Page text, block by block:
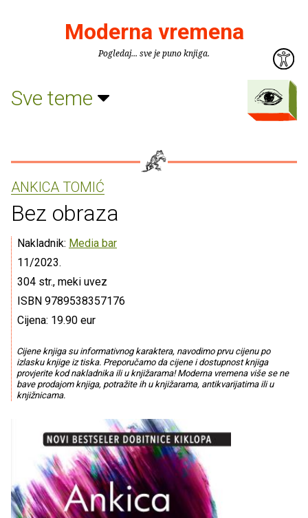
Moderna vremena
Pogledaj... sve je puno knjiga.
Sve teme
ANKICA TOMIĆ
Bez obraza
Nakladnik: Media bar
11/2023.
304 str., meki uvez
ISBN 9789538357176
Cijena: 19.90 eur
Cijene knjiga su informativnog karaktera, navodimo prvu cijenu po
izlasku knjige iz tiska. Preporučamo da cijene i dostupnost knjiga
provjerite kod nakladnika ili u knjižarama! Moderna vremena više se ne
bave prodajom knjiga, potražite ih u knjižarama, antikvarijatima ili u
knjižnicama.